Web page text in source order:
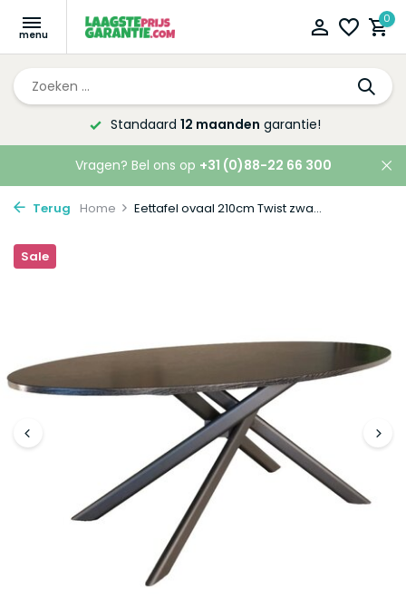
0
Altijd de laagsteprijsgarantie!
Vragen? Bel ons op +31 (0)88-22 66 300
Terug Home Eettafel ovaal 210cm Twist zwa...
Sale